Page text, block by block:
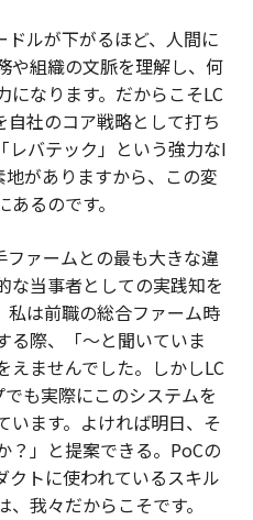
ドルが下がるほど、人間に
や組織の文脈を理解し、何
になります。だからこそLC
自社のコア戦略として打ち
レバテック」という強力なI
がありますから、この変
るのです。
ファームとの最も大きな違
な当事者としての実践知を
私は前職の総合ファーム時
る際、「〜と聞いていま
えませんでした。しかしLC
も実際にこのシステムを
います。よければ明日、そ
？」と提案できる。PoCの
クトに使われているスキル
我々だからこそです。